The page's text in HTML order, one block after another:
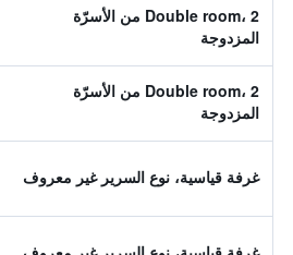
Double room، 2 من الأسرّة
المزدوجة
Double room، 2 من الأسرّة
المزدوجة
غرفة قياسية، نوع السرير غير معروف